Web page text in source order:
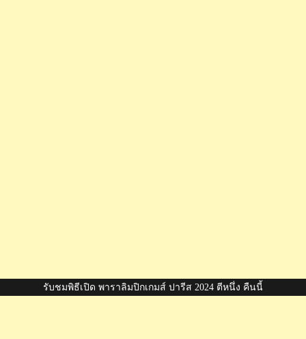
รับชมพิธีเปิด พาราลิมปิกเกมส์ ปารีส 2024 ตีหนึ่ง คืนนี้